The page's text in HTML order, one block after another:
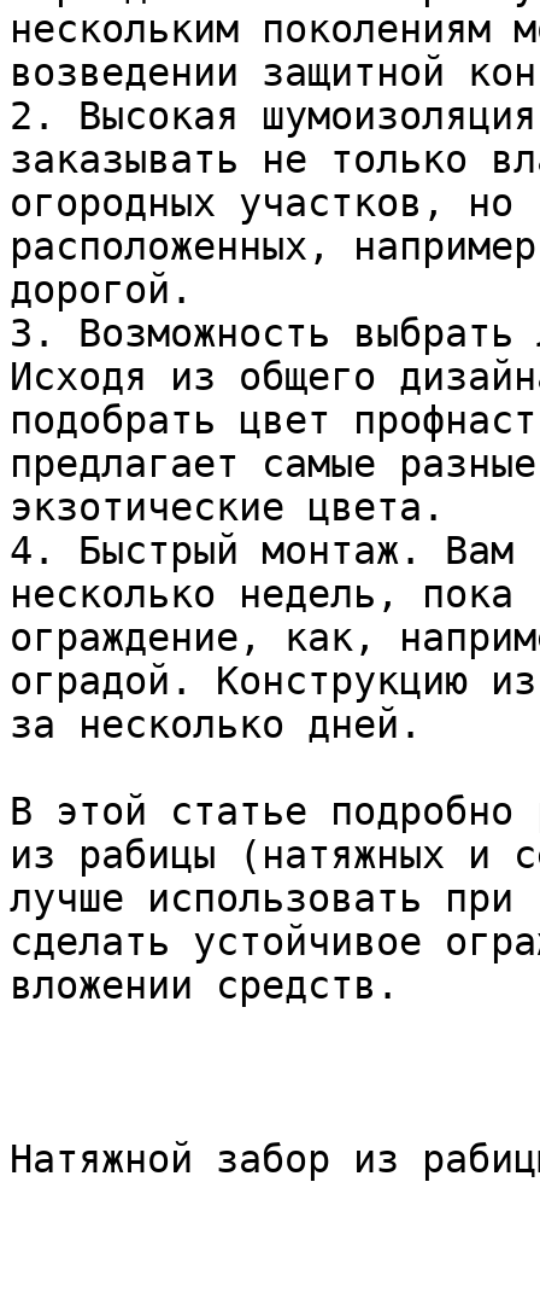
нескольким поколениям
возведении защитной
2. Высокая
заказывать не только
огородных участков,
расположенных,
дорогой.
3. Возможность выбрать
Исходя из общего
подобрать цвет
предлагает самые
экзотические цвета.
4. Быстрый монтаж. Вам
несколько недель, пока
ограждение, как,
оградой. Конструкцию
за несколько дней.
В этой статье подробно
из рабицы (натяжных и
лучше использовать
сделать устойчивое
вложении средств.
Натяжной забор из